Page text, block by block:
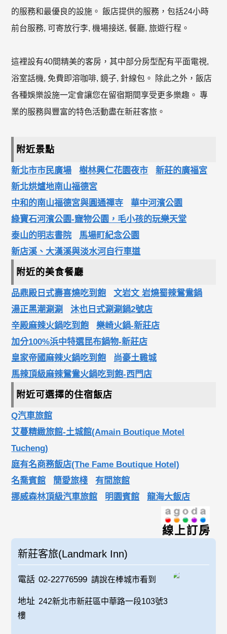
的服務和最優良的設施。 飯店提供的服務，包括24小時
前台服務, 可寄放行李, 機場接送, 餐廳, 旅遊行程。
這裡設有40間精美的客房，其中部分房型配有平面電視,
浴室話機, 免費即溶咖啡, 鏡子, 針線包。 除此之外，飯店
各種娛樂設施一定會讓您在留宿期間享受更多樂趣。 專
業的服務與豐富的特色活動盡在新莊客旅。
附近景點
新北市市民廣場 樹林興仁花園夜市
新莊的廣福宮
新北烘爐地南山福德宮
中和的南山福德宮與圓通禪寺
華中河濱公園
綠寶石河濱公園-寵物公園，毛小孩的玩樂天堂
泰山的明志書院
馬場町紀念公園
新店溪、大漢溪與淡水河自行車道
附近的美食餐廳
品鼎殿日式壽喜燒吃到飽
文岩文 岩燒蜀辣鴛鴦鍋
湯正黑潮涮涮
沐也日式涮涮鍋2號店
辛殿麻辣火鍋吃到飽
樂崎火鍋-新莊店
加分100%浜中特選昆布鍋物-新莊店
皇家帝國麻辣火鍋吃到飽
尚豪土雞城
馬辣頂級麻辣鴛鴦火鍋吃到飽-西門店
附近可選擇的住宿飯店
Q汽車旅館
艾蔓精緻旅館-土城館(Amain Boutique Motel
Tucheng)
庭有名商務飯店(The Fame Boutique Hotel)
名喬賓館
簡愛旅棧
有間旅館
挪威森林頂級汽車旅館
明園賓館 龍海大飯店
線上訂房
新莊客旅(Landmark Inn)
電話 02-22776599 請說在棒城市看到
地址 242新北市新莊區中華路一段103號3
樓